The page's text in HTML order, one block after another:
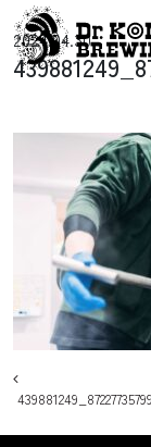
コンテンツへスキッ
メインナビ
2024.04.30
投稿ナビゲ